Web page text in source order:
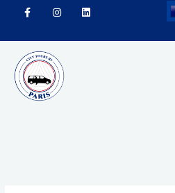
contenu
a
c
e
b
o
o
k
n
t
a
g
r
i